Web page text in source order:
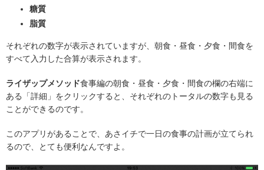
糖質
脂質
それぞれの数字が表示されていますが、朝食・昼食・夕食・間食を
すべて入力した合算が表示されます。
ライザップメソッド食事編の朝食・昼食・夕食・間食の欄の右端に
ある「詳細」をクリックすると、それぞれのトータルの数字も見る
ことができるのです。
このアプリがあることで、あさイチで一日の食事の計画が立てられ
るので、とても便利なんですよ。